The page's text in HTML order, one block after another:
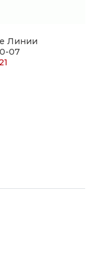
Линии
07